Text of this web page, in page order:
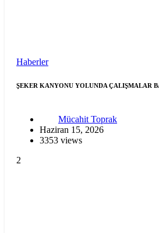
Haberler
ŞEKER KANYONU YOLUNDA ÇALIŞMALAR
Mücahit Toprak
Haziran 15, 2026
3353 views
2